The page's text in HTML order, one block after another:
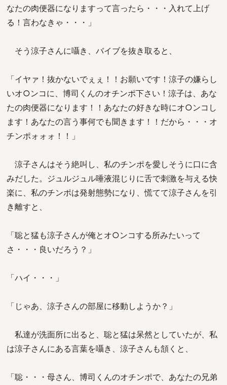
なたの肉便器になりますって言ったら・・・入れて上げ
る！言わなきゃ・・・」
そう涼子さんに囁き、バイブを抜き取ると、
「イヤァ！抜かないでぇぇ！！お願いです！涼子の嫌らし
いオ○ンコに、博司くんのオチンポ下さい！涼子は、あな
たの肉便器になります！！あなたの好きな時にオ○ンコし
ます！あなたの言う事何でも聞きます！！だから・・・オ
チンポォォォ！！」
涼子さんはそう絶叫し、私のチンポを愛しそうに口に含
みだした。ジュルジュル唾液混じりに舌で刺激を与える快
楽に、私のチンポは発射態勢になり、慌てて涼子さんを引
き離すと、
「聡と猛も涼子さんが俺とオ○ンコする所みたいって
さ・・・良いだろう？」
「ハイ・・・」
「じゃあ、涼子さんの部屋に移動しようか？」
私達が洗面所に出ると、聡と猛は呆然としていたが、私
は涼子さんにある言葉を囁き、涼子さんも頷くと、
「聡・・・母さん、博司くんのオチンポで、あなたの兄弟